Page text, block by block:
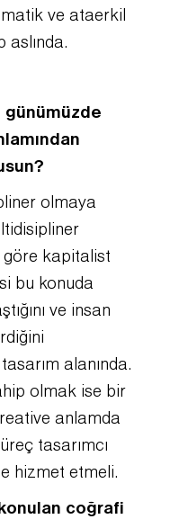
ve ataerkil
aslında.
günümüzde
olmaya
göre kapitalist
bu konuda
ve insan
alanında.
olmak ise bir
anlamda
tasarımcı
hizmet etmeli.
coğrafi